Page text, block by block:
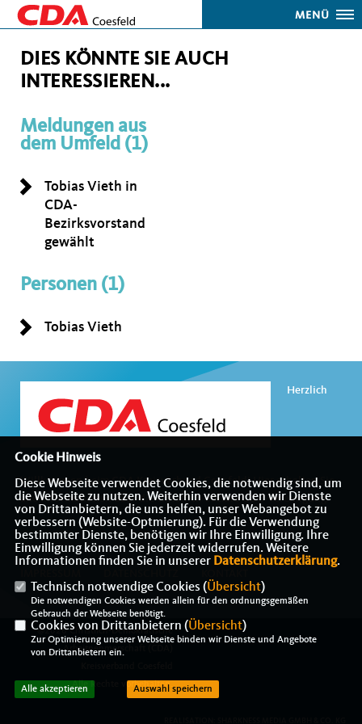
MENÜ
DIES KÖNNTE SIE AUCH
INTERESSIEREN...
Meldungen aus
dem Umfeld (1)
Tobias Vieth in
CDA-
Bezirksvorstand
gewählt
Personen (1)
Tobias Vieth
Herzlich
Willkommen beim CDA Kreisverband Coesfeld! Hier erhalten Sie
alle Informationen über die christlich-soziale CDU-Vereinigung.
@2026 Christlich-Demokratische
Arbeitnehmerschaft (CDA)
Alle Rechte vorbehalten.
Cookie Hinweis
Diese Webseite verwendet Cookies, die notwendig sind, um
die Webseite zu nutzen. Weiterhin verwenden wir Dienste
von Drittanbietern, die uns helfen, unser Webangebot zu
verbessern (Website-Optmierung). Für die Verwendung
bestimmter Dienste, benötigen wir Ihre Einwilligung. Ihre
Einwilligung können Sie jederzeit widerrufen. Weitere
Informationen finden Sie in unserer Datenschutzerklärung.
Technisch notwendige Cookies (Übersicht)
Die notwendigen Cookies werden allein für den ordnungsgemäßen
Gebrauch der Webseite benötigt.
Cookies von Drittanbietern (Übersicht)
Zur Optimierung unserer Webseite binden wir Dienste und Angebote
von Drittanbietern ein.
Alle akzeptieren Auswahl speichern